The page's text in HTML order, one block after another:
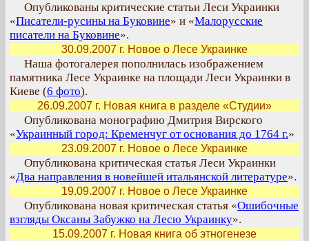
Опубликованы критические статьи Леси Украинки
«Писатели-русины на Буковине» и «Малорусские
писатели на Буковине».
30.09.2007 г. Новое о Лесе Украинке
Наша фотогалерея пополнилась изображением
памятника Лесе Украинке на площади Леси Украинки в
Киеве (6 фото).
26.09.2007 г. Новая книга в разделе «Студии»
Опубликована монографию Дмитрия Вирского
«Украинный город: Кременчуг от основания до 1764 г.»
23.09.2007 г. Новое о Лесе Украинке
Опубликована критическая статья Леси Украинки
«Два направления в новейшей итальянской литературе».
19.09.2007 г. Новое о Лесе Украинке
Опубликована новая критическая статья «Ошибочные
взгляды Оксаны Забужко на Лесю Украинку».
15.09.2007 г. Новая книга об этногенезе